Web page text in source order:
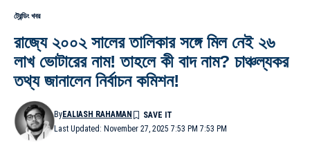
ট্রেন্ডিং খবর
রাজ্যে ২০০২ সালের তালিকার সঙ্গে মিল নেই ২৬
লাখ ভোটারের নাম! তাহলে কী বাদ নাম? চাঞ্চল্যকর
তথ্য জানালেন নির্বাচন কমিশন!
Last Updated: November 27, 2025 7:53 PM 7:53 PM
ByEALIASH RAHAMAN